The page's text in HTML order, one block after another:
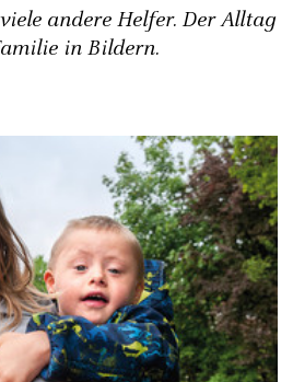
andere Helfer. Der Alltag
in Bildern.